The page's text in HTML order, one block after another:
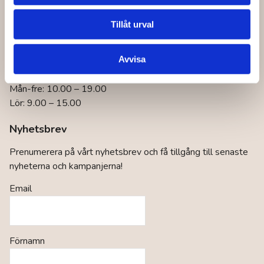
Tillåt urval
Avvisa
Öppettider konsumentkontakt
Öppettider butik
Mån-fre: 10.00 – 19.00
Lör: 9.00 – 15.00
Nyhetsbrev
Prenumerera på vårt nyhetsbrev och få tillgång till senaste
nyheterna och kampanjerna!
Email
Förnamn